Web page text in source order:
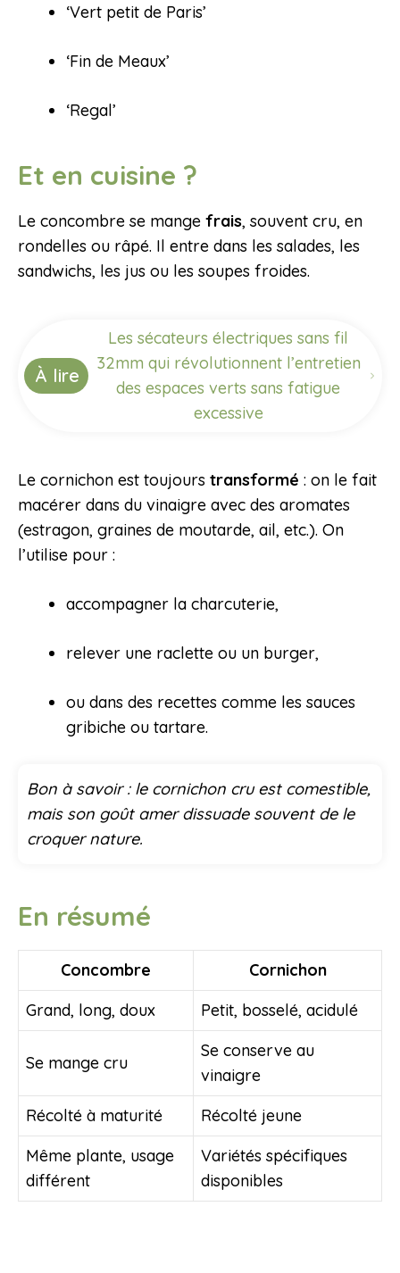
‘Vert petit de Paris’
‘Fin de Meaux’
‘Regal’
Et en cuisine ?
Le concombre se mange frais, souvent cru, en
rondelles ou râpé. Il entre dans les salades, les
sandwichs, les jus ou les soupes froides.
À lire
Les sécateurs électriques sans fil
32mm qui révolutionnent l’entretien
des espaces verts sans fatigue
excessive
Le cornichon est toujours transformé : on le fait
macérer dans du vinaigre avec des aromates
(estragon, graines de moutarde, ail, etc.). On
l’utilise pour :
accompagner la charcuterie,
relever une raclette ou un burger,
ou dans des recettes comme les sauces
gribiche ou tartare.
Bon à savoir : le cornichon cru est comestible,
mais son goût amer dissuade souvent de le
croquer nature.
En résumé
Concombre
Cornichon
Grand, long, doux
Petit, bosselé, acidulé
Se mange cru
Se conserve au
vinaigre
Récolté à maturité
Récolté jeune
Même plante, usage
différent
Variétés spécifiques
disponibles